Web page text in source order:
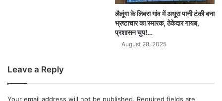
लैलूंगा के लिबरा गांव में अधूरा पानी टंकी बना
भ्रष्टाचार का स्मारक, ठेकेदार गायब,
प्रशासन चुप!…
August 28, 2025
Leave a Reply
Your email address will not be published. Required fields are